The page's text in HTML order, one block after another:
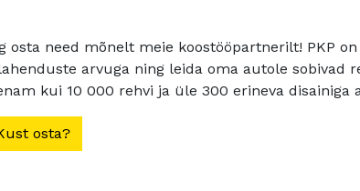
need mõnelt meie koostööpartnerilt! PKP
arvuga ning leida oma autole sobivad
kui 10 000 rehvi ja üle 300 erineva disainiga
osta?